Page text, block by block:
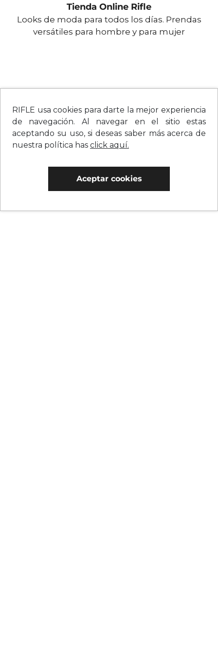
RIFLE usa cookies para darte la mejor experiencia
de navegación. Al navegar en el sitio estas
aceptando su uso, si deseas saber más acerca de
nuestra política has click aquí.
Aceptar cookies
Tienda Online Rifle
Looks de moda para todos los días. Prendas
versátiles para hombre y para mujer